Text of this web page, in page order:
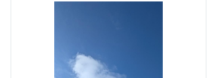
ゆめ」にやや劣る。検査等級は「おぼろづき」「ほしの
ゆめ」並である。